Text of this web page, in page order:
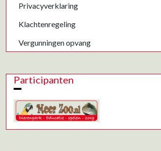
Privacyverklaring
Klachtenregeling
Vergunningen opvang
Participanten